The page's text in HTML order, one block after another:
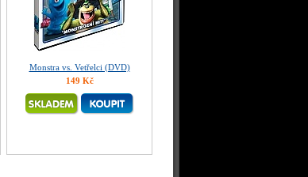
Monstra vs. Vetřelci (DVD)
149 Kč